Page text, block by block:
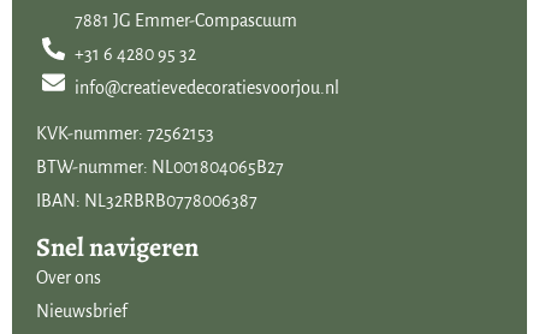
creëren bij jou in huis!
Laat je inspireren door de producten en foto’s en kom tot de
ontdekking dat de woonaccessoires van
bijzonder zijn. Het assortiment omvat onder andere
theelichthouders, kaarsen, kandelaars, sfeerlichten, windlichten,
schalen, dienbladen, potten, bloempotten, vazen, kruiken, flessen,
kussens, lampen, kunstbloemen en kunstplanten.
Brynxz online kopen doe je bij Creatieve Decoraties Voor jou! Een
groot assortiment uit de ‘Brynxz Collections’ met de meest actuele
7881 JG Emmer-Compascuum
+31 6 4280 95 32
info@creatievedecoratiesvoorjou.nl
KVK-nummer: 72562153
BTW-nummer: NL001804065B27
IBAN: NL32RBRB0778006387
Snel navigeren
Over ons
Nieuwsbrief